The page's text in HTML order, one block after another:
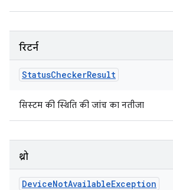
रिटर्न
StatusCheckerResult
सिस्टम की स्थिति की जांच का नतीजा
थ्रो
DeviceNotAvailableException